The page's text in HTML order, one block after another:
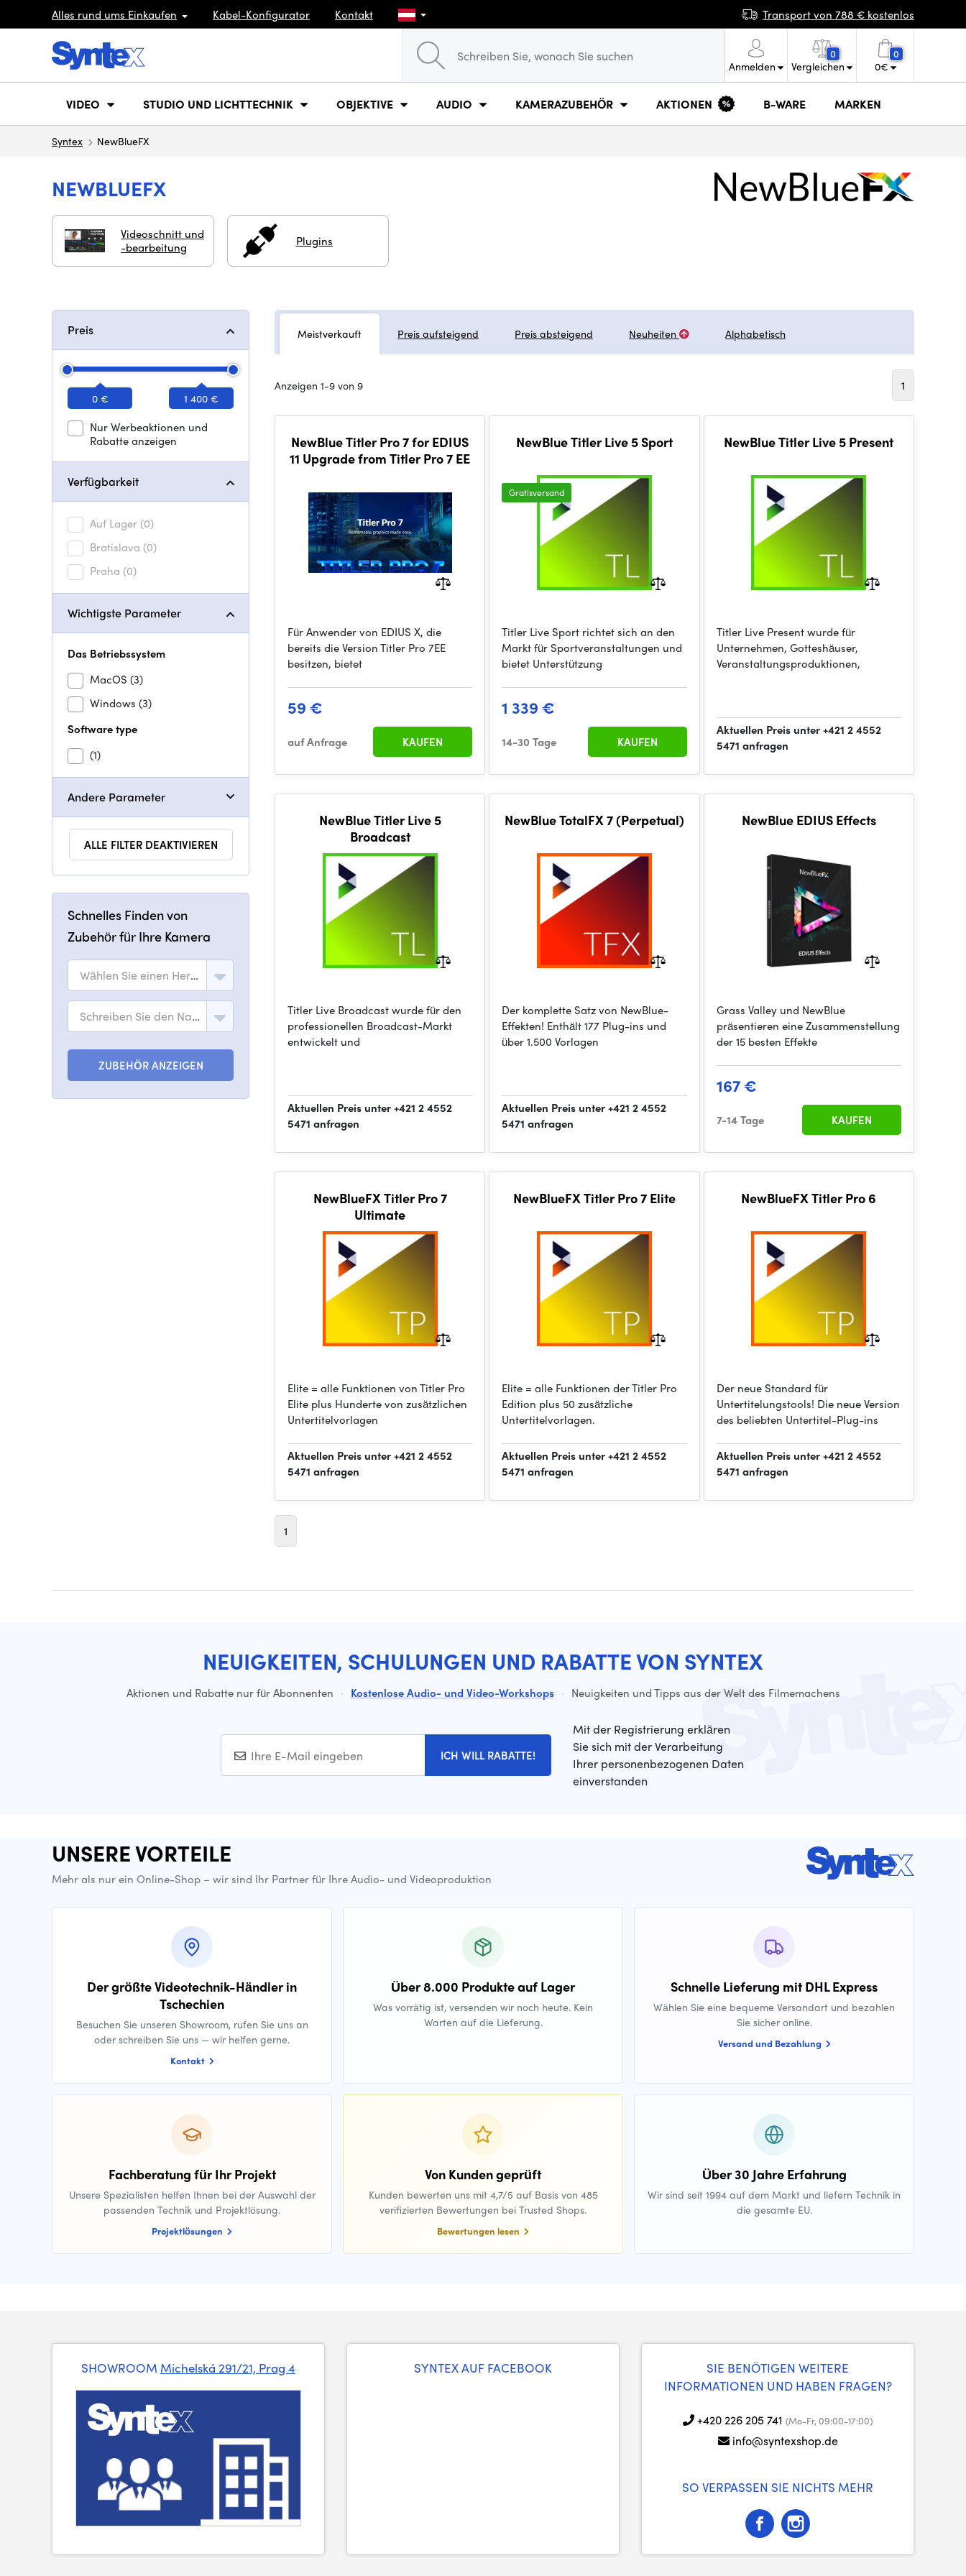
Alles rund ums Einkaufen Kabel-Konfigurator Kontakt Transport von 788 € kostenlos
Anmelden
0
Vergleichen
0
0€
VIDEO STUDIO UND LICHTTECHNIK OBJEKTIVE AUDIO KAMERAZUBEHÖR AKTIONEN B-WARE MARKEN
Syntex NewBlueFX
NEWBLUEFX
Videoschnitt und
-bearbeitung
Plugins
Preis
0 € 1 400 €
Nur Werbeaktionen und
Rabatte anzeigen
Verfügbarkeit
Auf Lager (0)
Bratislava (0)
Praha (0)
Wichtigste Parameter
Das Betriebssystem
MacOS (3)
Windows (3)
Software type
(1)
Andere Parameter
ALLE FILTER DEAKTIVIEREN
Schnelles Finden von
Zubehör für Ihre Kamera
Wählen Sie einen Hersteller
Schreiben Sie den Namen des Modells
ZUBEHÖR ANZEIGEN
Meistverkauft Preis aufsteigend Preis absteigend Neuheiten Alphabetisch
Anzeigen 1-9 von 9 1
NewBlue Titler Pro 7 for EDIUS
11 Upgrade from Titler Pro 7 EE
Für Anwender von EDIUS X, die
bereits die Version Titler Pro 7EE
besitzen, bietet
59 €
auf Anfrage KAUFEN
NewBlue Titler Live 5 Sport
Gratisversand
Titler Live Sport richtet sich an den
Markt für Sportveranstaltungen und
bietet Unterstützung
1 339 €
14-30 Tage KAUFEN
NewBlue Titler Live 5 Present
Titler Live Present wurde für
Unternehmen, Gotteshäuser,
Veranstaltungsproduktionen,
Aktuellen Preis unter +421 2 4552
5471 anfragen
NewBlue Titler Live 5
Broadcast
Titler Live Broadcast wurde für den
professionellen Broadcast-Markt
entwickelt und
Aktuellen Preis unter +421 2 4552
5471 anfragen
NewBlue TotalFX 7 (Perpetual)
Der komplette Satz von NewBlue-
Effekten! Enthält 177 Plug-ins und
über 1.500 Vorlagen
Aktuellen Preis unter +421 2 4552
5471 anfragen
NewBlue EDIUS Effects
Grass Valley und NewBlue
präsentieren eine Zusammenstellung
der 15 besten Effekte
167 €
7-14 Tage KAUFEN
NewBlueFX Titler Pro 7
Ultimate
Elite = alle Funktionen von Titler Pro
Elite plus Hunderte von zusätzlichen
Untertitelvorlagen
Aktuellen Preis unter +421 2 4552
5471 anfragen
NewBlueFX Titler Pro 7 Elite
Elite = alle Funktionen der Titler Pro
Edition plus 50 zusätzliche
Untertitelvorlagen.
Aktuellen Preis unter +421 2 4552
5471 anfragen
NewBlueFX Titler Pro 6
Der neue Standard für
Untertitelungstools! Die neue Version
des beliebten Untertitel-Plug-ins
Aktuellen Preis unter +421 2 4552
5471 anfragen
1
NEUIGKEITEN, SCHULUNGEN UND RABATTE VON SYNTEX
Aktionen und Rabatte nur für Abonnenten · Kostenlose Audio- und Video-Workshops · Neuigkeiten und Tipps aus der Welt des Filmemachens
ICH WILL RABATTE!
Mit der Registrierung erklären
Sie sich mit der Verarbeitung
Ihrer personenbezogenen Daten
einverstanden
UNSERE VORTEILE
Mehr als nur ein Online-Shop – wir sind Ihr Partner für Ihre Audio- und Videoproduktion
Der größte Videotechnik-Händler in
Tschechien
Besuchen Sie unseren Showroom, rufen Sie uns an
oder schreiben Sie uns — wir helfen gerne.
Kontakt
Über 8.000 Produkte auf Lager
Was vorrätig ist, versenden wir noch heute. Kein
Warten auf die Lieferung.
Schnelle Lieferung mit DHL Express
Wählen Sie eine bequeme Versandart und bezahlen
Sie sicher online.
Versand und Bezahlung
Fachberatung für Ihr Projekt
Unsere Spezialisten helfen Ihnen bei der Auswahl der
passenden Technik und Projektlösung.
Projektlösungen
Von Kunden geprüft
Kunden bewerten uns mit 4,7/5 auf Basis von 485
verifizierten Bewertungen bei Trusted Shops.
Bewertungen lesen
Über 30 Jahre Erfahrung
Wir sind seit 1994 auf dem Markt und liefern Technik in
die gesamte EU.
SHOWROOM Michelská 291/21, Prag 4 SYNTEX AUF FACEBOOK
SIE BENÖTIGEN WEITERE
INFORMATIONEN UND HABEN FRAGEN?
+420 226 205 741 (Mo-Fr, 09:00-17:00)
info@syntexshop.de
SO VERPASSEN SIE NICHTS MEHR